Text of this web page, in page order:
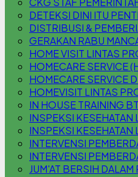
DETEKSI DINI ITU
DISTRIBUSI &
GERAKAN RABU
HOME VISIT LINTAS
HOMECARE SERVICE
HOMECARE SERVICE
HOMEVISIT LINTAS
IN HOUSE TRAINING
INSPEKSI KESEHATAN
INSPEKSI
INTERVENSI
INTERVENSI
JUM'AT BERSIH